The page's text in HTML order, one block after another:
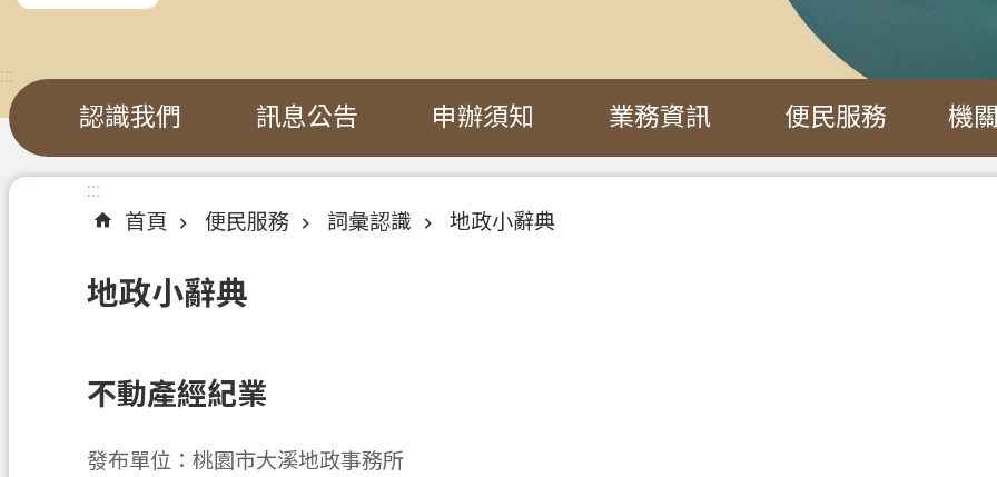
:::
認識我們 訊息公告 申辦須知 業務資訊 便民服務 機
:::
首頁
便民服務 詞彙認識 地政小辭典
地政小辭典
不動產經紀業
發布單位：桃園市大溪地政事務所